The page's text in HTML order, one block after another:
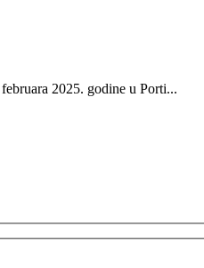
2025. godine u Porti...